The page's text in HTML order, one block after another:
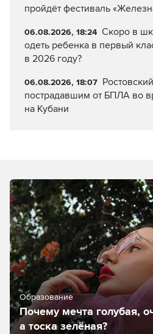
пройдёт фестиваль
06.08.2026, 18:24 Скоро в
одеть ребенка в первый
в 2026 году?
06.08.2026, 18:07
пострадавшим от БПЛА во
на Кубани
Образование
Почему мечта голубая,
а тоска зелёная?